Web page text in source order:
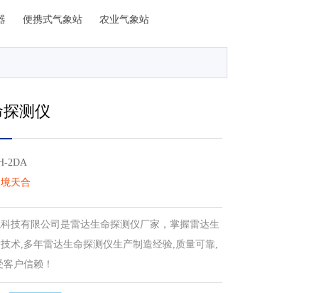
便携式气象站 农业气象站
测仪
2DA
天合
技有限公司是雷达生命探测仪厂家，掌握雷达生
术,多年雷达生命探测仪生产制造经验,质量可靠,
户信赖！